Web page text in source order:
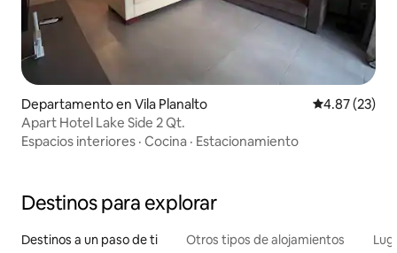
Departamento en Vila Planalto Calificación
4.87 (23)
Apart Hotel Lake Side 2 Qt.
Espacios interiores · Cocina · Estacionamiento
Destinos para explorar
Destinos a un paso de ti Otros tipos de alojamientos